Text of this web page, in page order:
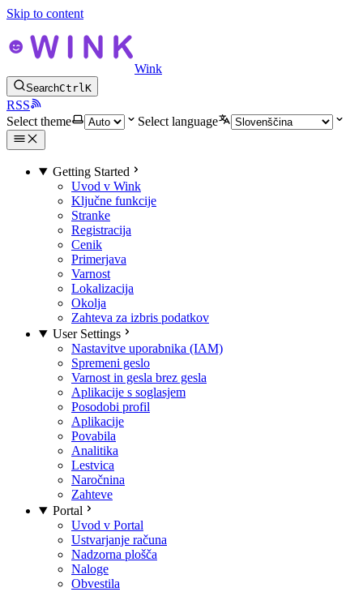
Skip to content
Wink
SearchCtrlK
RSS
Select theme
Select language
Getting Started
Uvod v Wink
Ključne funkcije
Stranke
Registracija
Cenik
Primerjava
Varnost
Lokalizacija
Okolja
Zahteva za izbris podatkov
User Settings
Nastavitve uporabnika (IAM)
Spremeni geslo
Varnost in gesla brez gesla
Aplikacije s soglasjem
Posodobi profil
Aplikacije
Povabila
Analitika
Lestvica
Naročnina
Zahteve
Portal
Uvod v Portal
Ustvarjanje računa
Nadzorna plošča
Naloge
Obvestila